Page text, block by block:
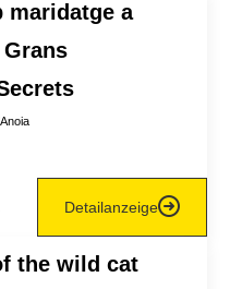
maridatge a
Detailanzeige
the wild cat